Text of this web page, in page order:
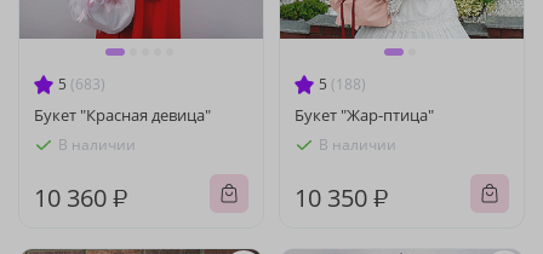
5 (683)
Букет "Красная девица"
В наличии
10 360 ₽
5 (188)
Букет "Жар-птица"
В наличии
10 350 ₽